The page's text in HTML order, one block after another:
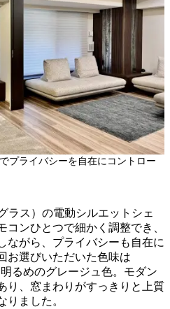
プライバシーを自在にコントロー
ラス）の電動シルエットシェ
ンひとつで細かく調整でき、
ながら、プライバシーも自在に
お選びいただいた色味は
るめのグレージュ色。モダン
り、窓まわりがすっきりと上質
りました。